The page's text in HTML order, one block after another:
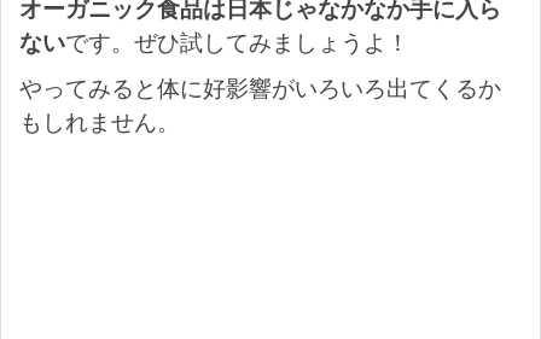
オーガニック食品は日本じゃなかなか手に入ら
ないです。ぜひ試してみましょうよ！
やってみると体に好影響がいろいろ出てくるか
もしれません。